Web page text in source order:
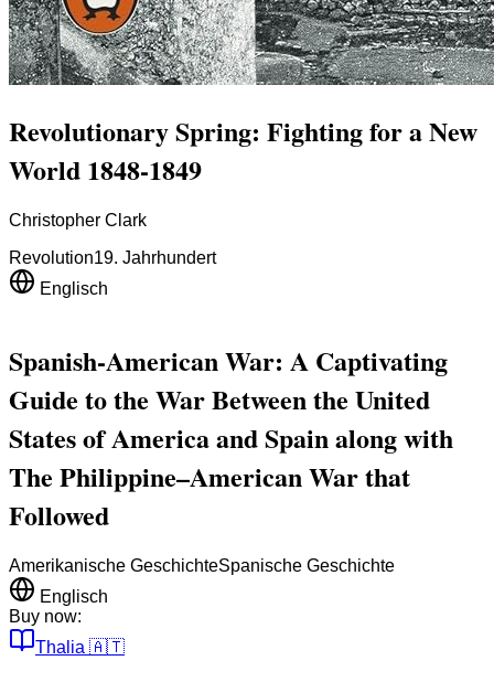
Revolutionary Spring: Fighting for a New
World 1848-1849
Christopher Clark
Revolution19. Jahrhundert
Englisch
Spanish-American War: A Captivating
Guide to the War Between the United
States of America and Spain along with
The Philippine–American War that
Followed
Amerikanische GeschichteSpanische Geschichte
Englisch
Buy now:
Thalia 🇦🇹